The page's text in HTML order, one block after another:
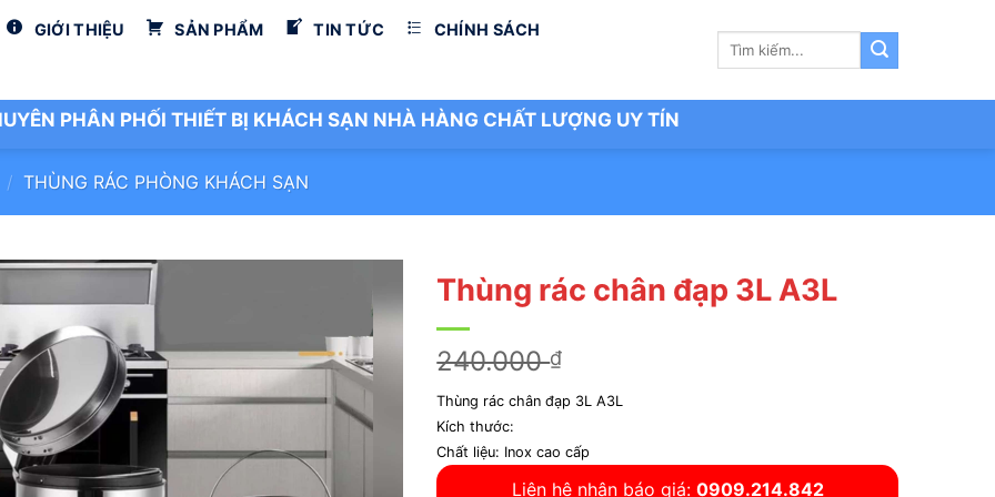
GIỚI THIỆU SẢN PHẨM TIN TỨC CHÍNH SÁCH
Tìm
PHÂN PHỐI THIẾT BỊ KHÁCH SẠN NHÀ HÀNG CHẤT LƯỢNG UY TÍN
/ THÙNG RÁC PHÒNG KHÁCH SẠN
Thùng rác chân đạp 3L A3L
240.000₫
gốc
là:
240.000 ₫.
200.000 ₫.
Thùng rác chân đạp 3L A3L
Kích thước:
Chất liệu: Inox cao cấp
Liên hệ nhận báo giá: 0909.214.842